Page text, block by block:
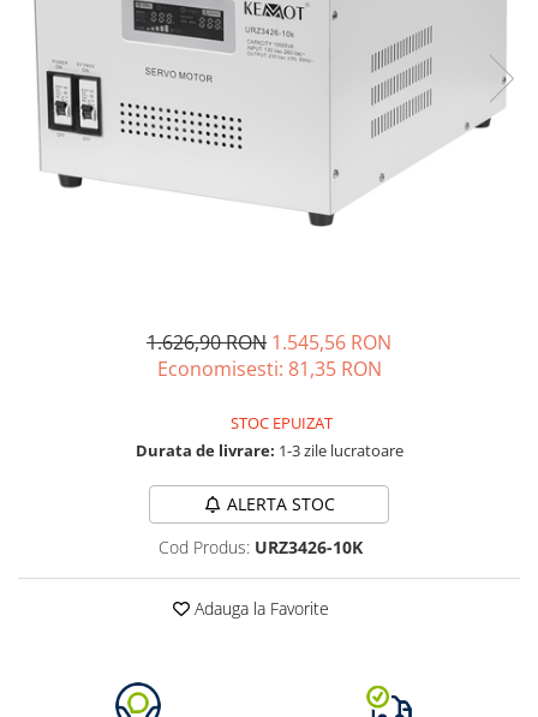
Vezi toate statiile
Accesorii Statii de Alimentare
Kituri Generatoare Solare
Cauta dupa capacitate
Intre 1000-2000W
Cauta dupa marca
Bluetti
1.626,90 RON 1.545,56 RON
Economisesti: 81,35 RON
STOC EPUIZAT
Durata de livrare: 1-3 zile lucratoare
ALERTA STOC
Cod Produs: URZ3426-10K
Adauga la Favorite